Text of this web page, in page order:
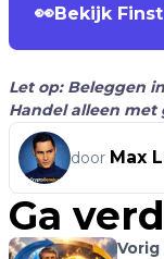
👀Bekijk
Let op: Beleggen
Handel alleen met
door Max
Ga